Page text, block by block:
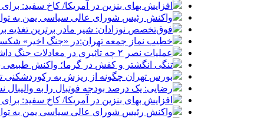
افزایش بهای بنزین در آمریکا/ کاخ سفید:
واکنش رئیس شورای عالی سیاسی یمن به
فوق‌تخصص نوزادان: شیر مادر برترین تغذیه
خطیب نماز جمعه تهران:در «جنگ اخیر»
عملیات نصر ۲ چه تاثیری در معادلات جنگ داشت؟ *سعدالله زارعی
تنگی انگشتر و کفش در گرما؛ واکنش طبیعی
بورس تهران چگونه از ریزش به رکوردشکنی
رضایی: یک درصد بودجه فوتبال را به والیبال
افزایش بهای بنزین در آمریکا/ کاخ سفید:
واکنش رئیس شورای عالی سیاسی یمن به